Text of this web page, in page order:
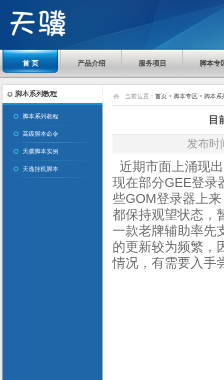
首 页 产品介绍 服务项目 脚本专
脚本系列教程
脚本系列教程
高级脚本命令
天骥脚本实例
天逸挂机脚本
当前位置： 首页 > 脚本专区 > 脚本系
目
发布时
近期市面上涌现
现在部分GEE登录
些GOM登录器上
都保持观望状态，
一款老牌辅助率先
的更新较为频繁，
情况，有需要入手